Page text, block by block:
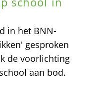
in het BNN-
gesproken
de voorlichting
aan bod.